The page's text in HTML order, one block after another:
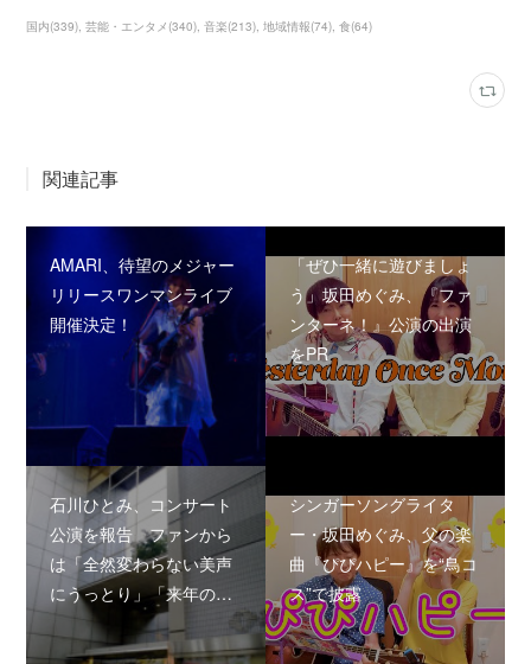
国内(339) 芸能・エンタメ (340) 音楽(213) 地域情報(74) 食(64)
関連記事
AMARI、待望のメジャー
リリースワンマンライブ
開催決定！
「ぜひ一緒に遊びましょ
う」坂田めぐみ、『ファ
ンターネ！』公演の出演
をPR
石川ひとみ、コンサート
公演を報告 ファンから
は「全然変わらない美声
にうっとり」「来年の…
シンガーソングライタ
ー・坂田めぐみ、父の楽
曲『ぴぴハピー』を“鳥コ
ス”で披露